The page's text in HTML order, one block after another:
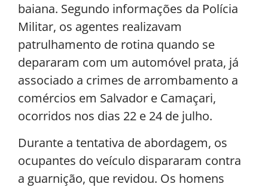
baiana. Segundo informações da Polícia
Militar, os agentes realizavam
patrulhamento de rotina quando se
depararam com um automóvel prata, já
associado a crimes de arrombamento a
comércios em Salvador e Camaçari,
ocorridos nos dias 22 e 24 de julho.
Durante a tentativa de abordagem, os
ocupantes do veículo dispararam contra
a guarnição, que revidou. Os homens